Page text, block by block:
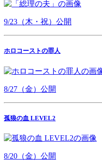
9/23（木・祝）公開
ホロコーストの罪人
8/27（金）公開
孤狼の血 LEVEL2
8/20（金）公開